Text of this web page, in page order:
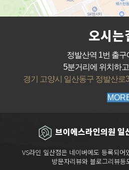
오시는
정발산역 1번 출구
5분거리에 위치하
경기 고양시 일산동구 정발산로
브이에스라인의원
VS라인 일산점은 네이버에도 등록되
방문자리뷰와 블로그리뷰